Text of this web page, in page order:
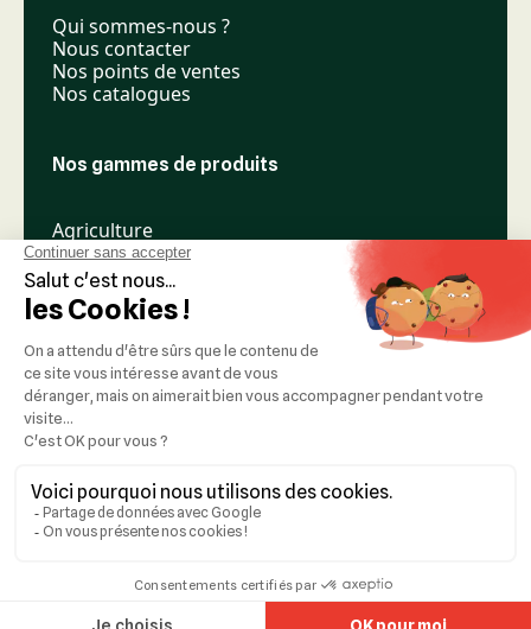
Qui sommes-nous ?
Nous contacter
Nos points de ventes
Nos catalogues
Nos gammes de produits
Agriculture
Élevage
Espaces verts
Nos réseaux
Mentions légales
Idealcoms